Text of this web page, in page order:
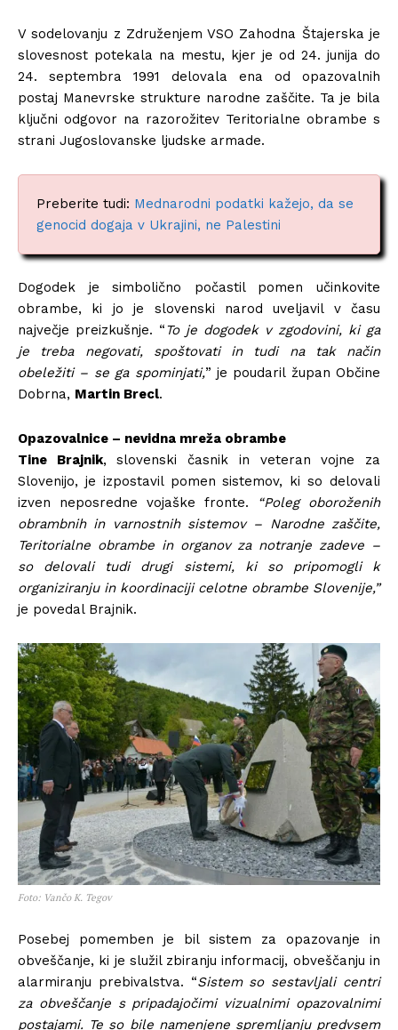
V sodelovanju z Združenjem VSO Zahodna Štajerska je
slovesnost potekala na mestu, kjer je od 24. junija do
24. septembra 1991 delovala ena od opazovalnih
postaj Manevrske strukture narodne zaščite. Ta je bila
ključni odgovor na razorožitev Teritorialne obrambe s
strani Jugoslovanske ljudske armade.
Preberite tudi: Mednarodni podatki kažejo, da se
genocid dogaja v Ukrajini, ne Palestini
Dogodek je simbolično počastil pomen učinkovite
obrambe, ki jo je slovenski narod uveljavil v času
največje preizkušnje. “To je dogodek v zgodovini, ki ga
je treba negovati, spoštovati in tudi na tak način
obeležiti – se ga spominjati,” je poudaril župan Občine
Dobrna, Martin Brecl.
Opazovalnice – nevidna mreža obrambe
Tine Brajnik, slovenski časnik in veteran vojne za
Slovenijo, je izpostavil pomen sistemov, ki so delovali
izven neposredne vojaške fronte.
“Poleg oboroženih
obrambnih in varnostnih sistemov – Narodne zaščite,
Teritorialne obrambe in organov za notranje zadeve –
so delovali tudi drugi sistemi, ki so pripomogli k
organiziranju in koordinaciji celotne obrambe Slovenije,”
je povedal Brajnik.
Foto: Vančo K. Tegov
Posebej pomemben je bil sistem za opazovanje in
obveščanje, ki je služil zbiranju informacij, obveščanju in
alarmiranju prebivalstva. “Sistem so sestavljali centri
za obveščanje s pripadajočimi vizualnimi opazovalnimi
postajami. Te so bile namenjene spremljanju predvsem